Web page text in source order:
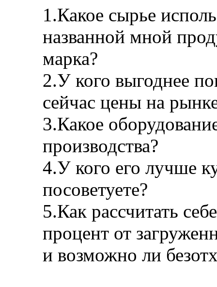
1.Какое сырье
названной мной
марка?
2.У кого выгоднее
сейчас цены на
3.Какое
производства?
4.У кого его лучше
посоветуете?
5.Как рассчитать
процент от
и возможно ли